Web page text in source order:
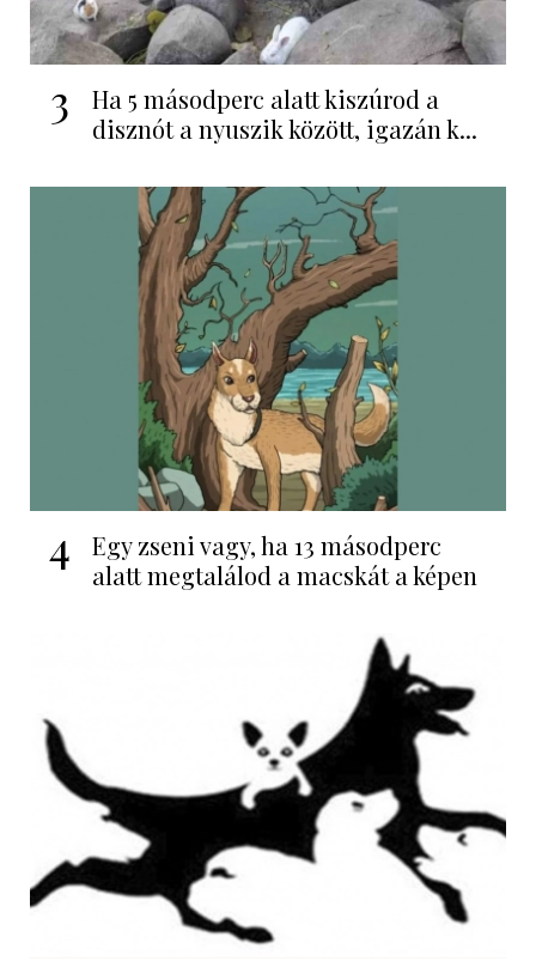
3
Ha 5 másodperc alatt kiszúrod a
disznót a nyuszik között, igazán k...
4
Egy zseni vagy, ha 13 másodperc
alatt megtalálod a macskát a képen